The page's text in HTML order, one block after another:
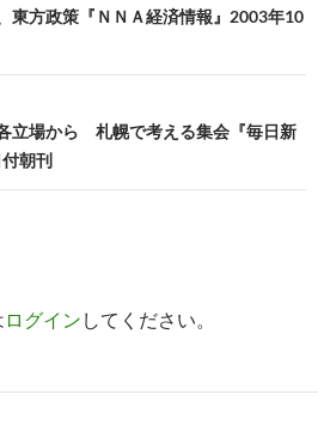
東方政策『ＮＮＡ経済情報』2003年10
立場から 札幌で考える集会『毎日新
朝刊
ログイン してください。